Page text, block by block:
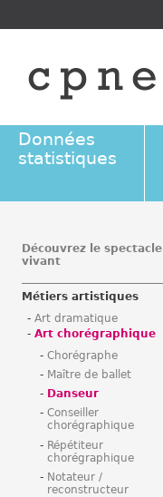
Données
statistiques
Découvrez le spectacle
vivant
Métiers artistiques
Art dramatique
Art chorégraphique
Chorégraphe
Maître de ballet
Danseur
Conseiller
chorégraphique
Répétiteur
chorégraphique
Notateur /
reconstructeur